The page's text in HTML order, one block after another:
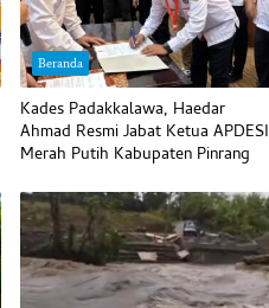
Beranda
Kades Padakkalawa, Haedar
Ahmad Resmi Jabat Ketua APDESI
Merah Putih Kabupaten Pinrang